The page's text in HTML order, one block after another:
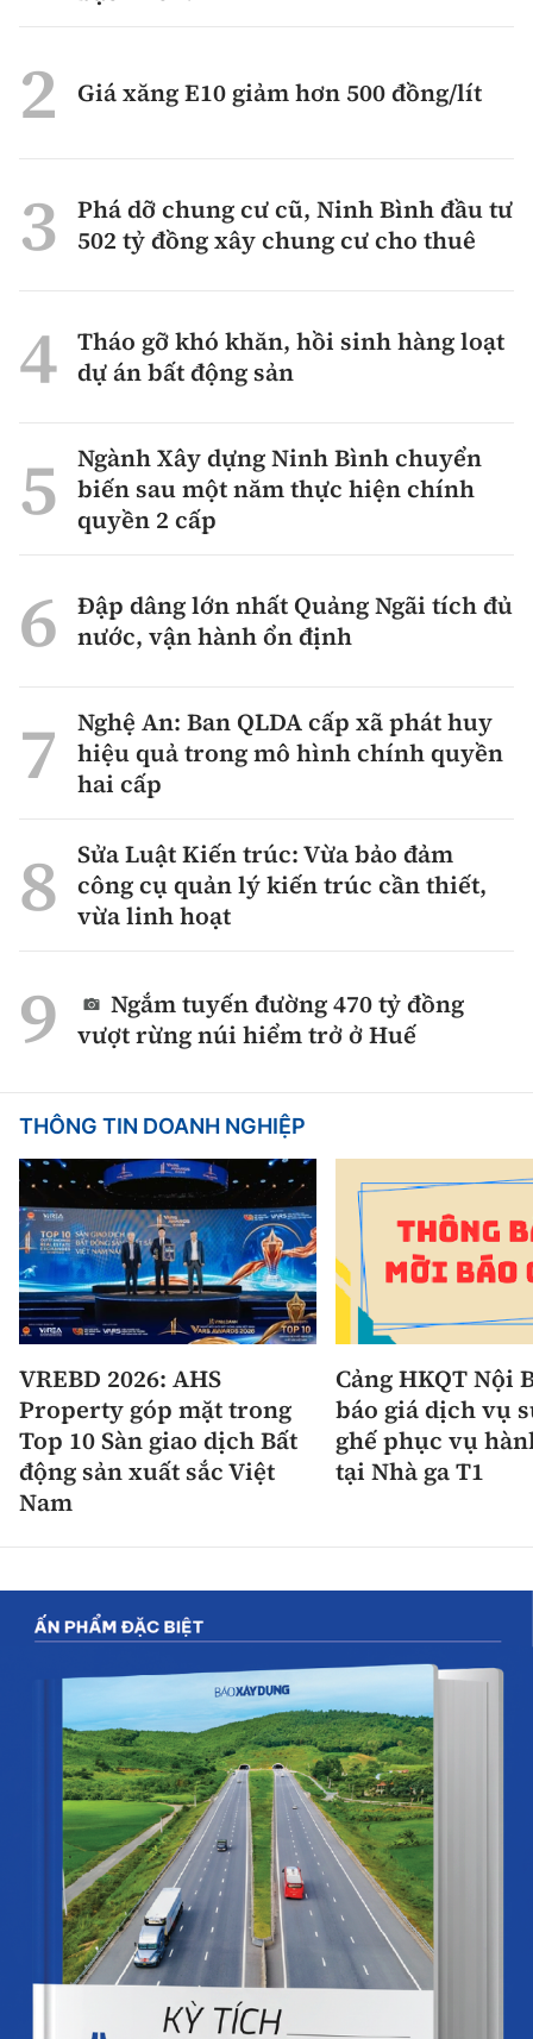
Giá xăng E10 giảm hơn 500 đồng/lít
Phá dỡ chung cư cũ, Ninh Bình đầu tư
502 tỷ đồng xây chung cư cho thuê
Tháo gỡ khó khăn, hồi sinh hàng loạt
dự án bất động sản
Ngành Xây dựng Ninh Bình chuyển
biến sau một năm thực hiện chính
quyền 2 cấp
Đập dâng lớn nhất Quảng Ngãi tích đủ
nước, vận hành ổn định
Nghệ An: Ban QLDA cấp xã phát huy
hiệu quả trong mô hình chính quyền
hai cấp
Sửa Luật Kiến trúc: Vừa bảo đảm
công cụ quản lý kiến trúc cần thiết,
vừa linh hoạt
Ngắm tuyến đường 470 tỷ đồng
vượt rừng núi hiểm trở ở Huế
THÔNG TIN DOANH NGHIỆP
VREBD 2026: AHS
Property góp mặt trong
Top 10 Sàn giao dịch Bất
động sản xuất sắc Việt
Nam
Cảng HKQT Nội
báo giá dịch vụ
ghế phục vụ
tại Nhà ga T1